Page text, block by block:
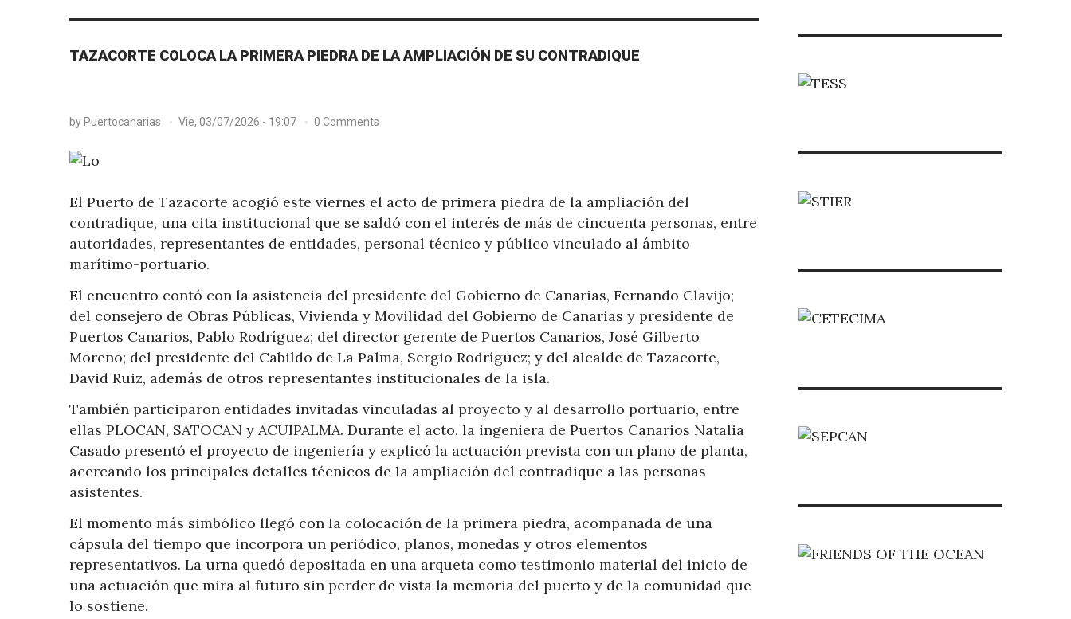
TAZACORTE COLOCA LA PRIMERA PIEDRA DE LA AMPLIACIÓN DE SU CONTRADIQUE
by Puertocanarias Vie, 03/07/2026 - 19:07 0 Comments
El Puerto de Tazacorte acogió este viernes el acto de primera piedra de la ampliación del
contradique, una cita institucional que se saldó con el interés de más de cincuenta personas, entre
autoridades, representantes de entidades, personal técnico y público vinculado al ámbito
marítimo-portuario.
El encuentro contó con la asistencia del presidente del Gobierno de Canarias, Fernando Clavijo;
del consejero de Obras Públicas, Vivienda y Movilidad del Gobierno de Canarias y presidente de
Puertos Canarios, Pablo Rodríguez; del director gerente de Puertos Canarios, José Gilberto
Moreno; del presidente del Cabildo de La Palma, Sergio Rodríguez; y del alcalde de Tazacorte,
David Ruiz, además de otros representantes institucionales de la isla.
También participaron entidades invitadas vinculadas al proyecto y al desarrollo portuario, entre
ellas PLOCAN, SATOCAN y ACUIPALMA. Durante el acto, la ingeniera de Puertos Canarios Natalia
Casado presentó el proyecto de ingeniería y explicó la actuación prevista con un plano de planta,
acercando los principales detalles técnicos de la ampliación del contradique a las personas
asistentes.
El momento más simbólico llegó con la colocación de la primera piedra, acompañada de una
cápsula del tiempo que incorpora un periódico, planos, monedas y otros elementos
representativos. La urna quedó depositada en una arqueta como testimonio material del inicio de
una actuación que mira al futuro sin perder de vista la memoria del puerto y de la comunidad que
lo sostiene.